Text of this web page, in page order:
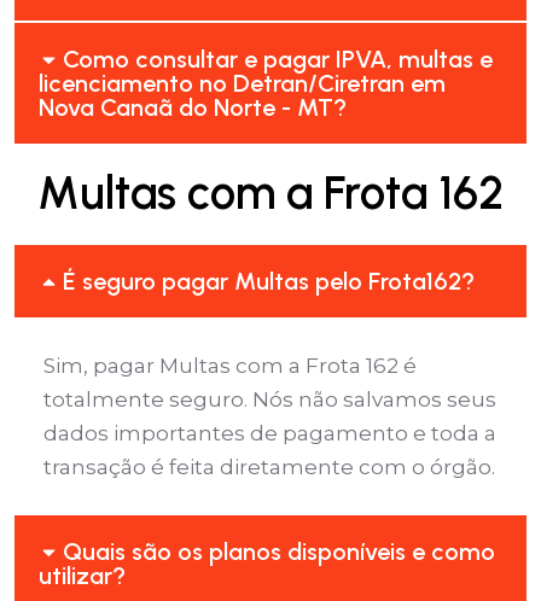
Como consultar e pagar IPVA, multas e
licenciamento no Detran/Ciretran em
Nova Canaã do Norte - MT?
Multas com a Frota 162
É seguro pagar Multas pelo Frota162?
Sim, pagar Multas com a Frota 162 é
totalmente seguro. Nós não salvamos seus
dados importantes de pagamento e toda a
transação é feita diretamente com o órgão.
Quais são os planos disponíveis e como
utilizar?